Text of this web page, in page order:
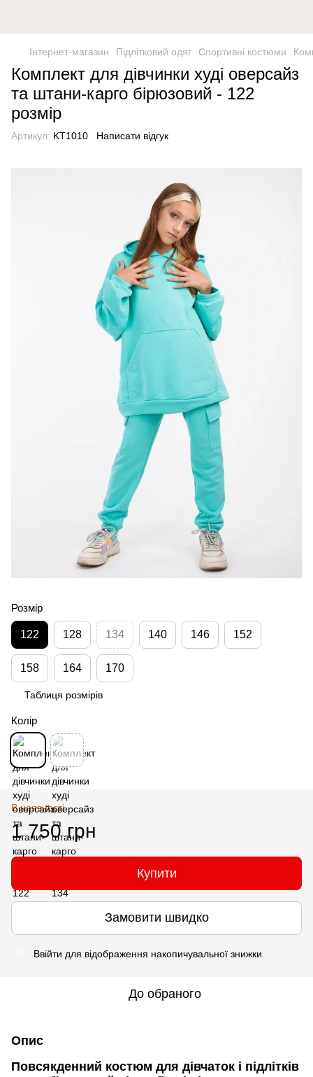
Інтернет-магазин Підлітковий одяг Спортивні костюми
Комплект для дівчинки худі оверсайз
та штани-карго бірюзовий - 122
розмір
Артикул: KT1010 Написати відгук
Розмір
122 128 134 140 146 152
158 164 170
Таблиця розмірів
Колір
В наявності
1 750 грн
Купити
Замовити швидко
Ввійти для відображення накопичувальної знижки
До обраного
Опис
Повсякденний костюм для дівчаток і підлітків